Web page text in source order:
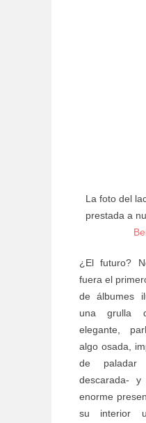
La foto del
prestada a
¿El futuro?
fuera el
de álbumes
una grulla
elegante,
algo osada,
de
descarada-
enorme
su interior